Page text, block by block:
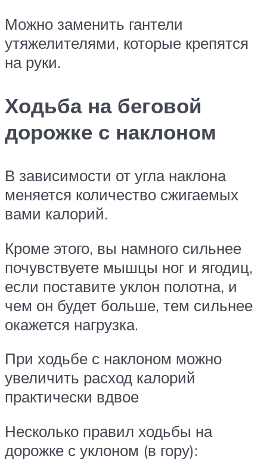
Можно заменить гантели
утяжелителями, которые крепятся
на руки.
Ходьба на беговой
дорожке с наклоном
В зависимости от угла наклона
меняется количество сжигаемых
вами калорий.
Кроме этого, вы намного сильнее
почувствуете мышцы ног и ягодиц,
если поставите уклон полотна, и
чем он будет больше, тем сильнее
окажется нагрузка.
При ходьбе с наклоном можно
увеличить расход калорий
практически вдвое
Несколько правил ходьбы на
дорожке с уклоном (в гору):